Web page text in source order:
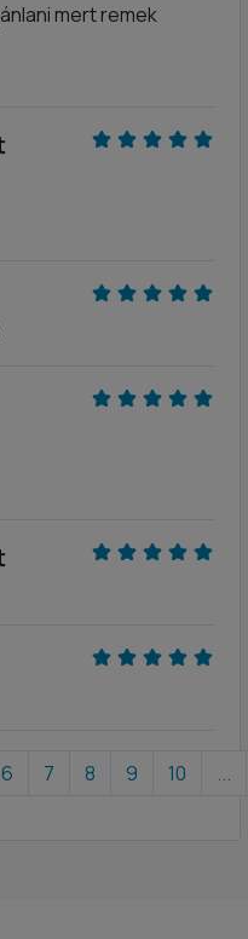
mert remek
6 7 8 9 10 ...